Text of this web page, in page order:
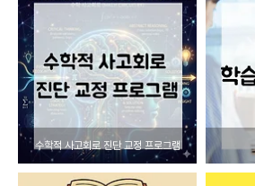
수학적 사고회로 진단 교정 프로그램